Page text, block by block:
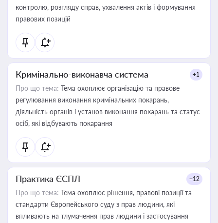
контролю, розгляду справ, ухвалення актів і формування
правових позицій
Кримінально-виконавча система +1
Про що тема: Тема охоплює організацію та правове
регулювання виконання кримінальних покарань,
діяльність органів і установ виконання покарань та статус
осіб, які відбувають покарання
Практика ЄСПЛ +12
Про що тема: Тема охоплює рішення, правові позиції та
стандарти Європейського суду з прав людини, які
впливають на тлумачення прав людини і застосування